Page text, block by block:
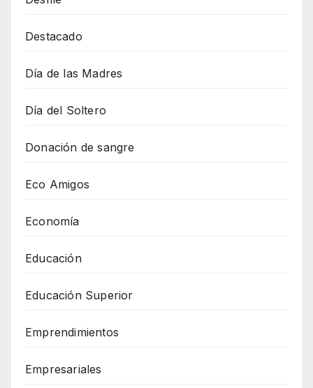
Destacado
Día de las Madres
Día del Soltero
Donación de sangre
Eco Amigos
Economía
Educación
Educación Superior
Emprendimientos
Empresariales